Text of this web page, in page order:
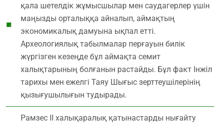
қала шетелдік жұмысшылар мен саудагерлер үшін
маңызды орталыққа айналып, аймақтың
экономикалық дамуына ықпал етті.
Археологиялық табылмалар перғауын билік
жүргізген кезеңде бұл аймақта семит
халықтарының болғанын растайды. Бұл факт Інжіл
тарихы мен ежелгі Таяу Шығыс зерттеушілерінің
қызығушылығын тудырады.
Рамзес ІІ халықаралық қатынастарды нығайту